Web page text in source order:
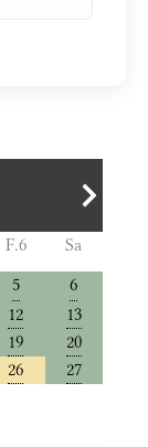
F.6
Sa
5
6
12
13
19
20
26
27